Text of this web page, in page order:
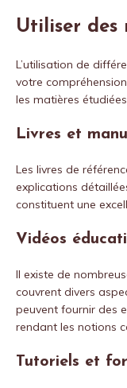
Utiliser des
L’utilisation de
votre
les matières
Livres et
Les livres de
explications
constituent une
Vidéos
Il existe de
couvrent divers
peuvent fournir des
rendant les notions
Tutoriels et